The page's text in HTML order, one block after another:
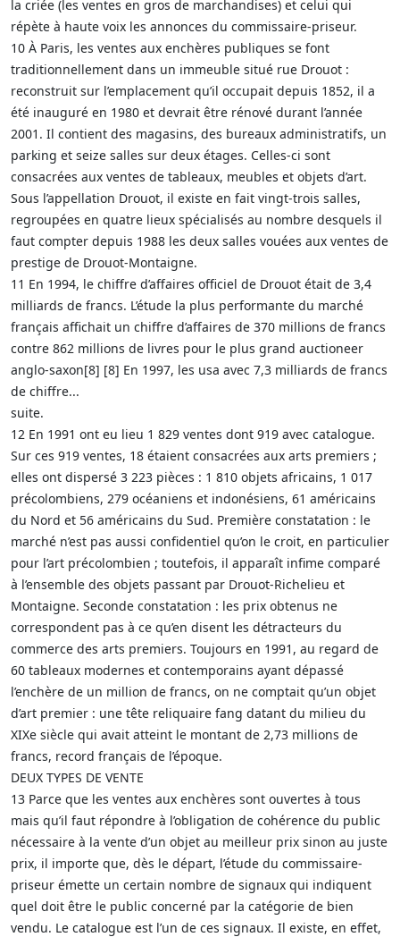
la criée (les ventes en gros de marchandises) et celui qui
répète à haute voix les annonces du commissaire-priseur.
10 À Paris, les ventes aux enchères publiques se font
traditionnellement dans un immeuble situé rue Drouot :
reconstruit sur l’emplacement qu’il occupait depuis 1852, il a
été inauguré en 1980 et devrait être rénové durant l’année
2001. Il contient des magasins, des bureaux administratifs, un
parking et seize salles sur deux étages. Celles-ci sont
consacrées aux ventes de tableaux, meubles et objets d’art.
Sous l’appellation Drouot, il existe en fait vingt-trois salles,
regroupées en quatre lieux spécialisés au nombre desquels il
faut compter depuis 1988 les deux salles vouées aux ventes de
prestige de Drouot-Montaigne.
11 En 1994, le chiffre d’affaires officiel de Drouot était de 3,4
milliards de francs. L’étude la plus performante du marché
français affichait un chiffre d’affaires de 370 millions de francs
contre 862 millions de livres pour le plus grand auctioneer
anglo-saxon[8] [8] En 1997, les usa avec 7,3 milliards de francs
de chiffre...
suite.
12 En 1991 ont eu lieu 1 829 ventes dont 919 avec catalogue.
Sur ces 919 ventes, 18 étaient consacrées aux arts premiers ;
elles ont dispersé 3 223 pièces : 1 810 objets africains, 1 017
précolombiens, 279 océaniens et indonésiens, 61 américains
du Nord et 56 américains du Sud. Première constatation : le
marché n’est pas aussi confidentiel qu’on le croit, en particulier
pour l’art précolombien ; toutefois, il apparaît infime comparé
à l’ensemble des objets passant par Drouot-Richelieu et
Montaigne. Seconde constatation : les prix obtenus ne
correspondent pas à ce qu’en disent les détracteurs du
commerce des arts premiers. Toujours en 1991, au regard de
60 tableaux modernes et contemporains ayant dépassé
l’enchère de un million de francs, on ne comptait qu’un objet
d’art premier : une tête reliquaire fang datant du milieu du
XIXe siècle qui avait atteint le montant de 2,73 millions de
francs, record français de l’époque.
DEUX TYPES DE VENTE
13 Parce que les ventes aux enchères sont ouvertes à tous
mais qu’il faut répondre à l’obligation de cohérence du public
nécessaire à la vente d’un objet au meilleur prix sinon au juste
prix, il importe que, dès le départ, l’étude du commissaire-
priseur émette un certain nombre de signaux qui indiquent
quel doit être le public concerné par la catégorie de bien
vendu. Le catalogue est l’un de ces signaux. Il existe, en effet,